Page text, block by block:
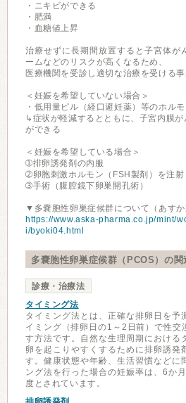
・ニキビができる
・肥満
・血糖値上昇
治療せずに長期間放置すると子宮体が
ームなどのリスクが高くなるため、
医療機関を受診し適切な治療を受ける事
＜妊娠を希望していない場合＞
・低用量ピル（経口避妊薬）等のホル
↳症状が軽減するとともに、子宮内膜が
ができる
＜妊娠を希望している場合＞
➀排卵誘発剤の内服
➁卵胞刺激ホルモン（FSH製剤）を注射
➂手術（腹腔鏡下卵巣開孔術）
▼多嚢胞性卵巣症候群について（あすか
https://www.aska-pharma.co.jp/mint/
i/byoki04.html
多嚢胞性卵巣症候群（PCOS）の関
診療・治療法
タイミング法
タイミング法とは、正確な排卵日を予
イミング（排卵日の1～2日前）で性交
す方法です。自然な生理周期における
卵を起こりやすくするために排卵誘発
す。健康状態や年齢、生活習慣などに
ング法を行った場合の妊娠率は、6か
度とされています。